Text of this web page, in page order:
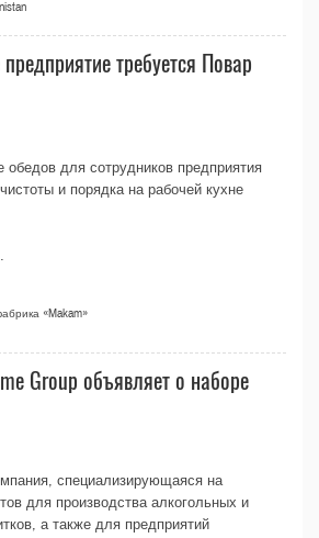
требуется Повар
обедов для сотрудников предприятия
и порядка на рабочей кухне
«Makam»
Group объявляет о наборе
специализирующаяся на
для производства алкогольных и
а также для предприятий